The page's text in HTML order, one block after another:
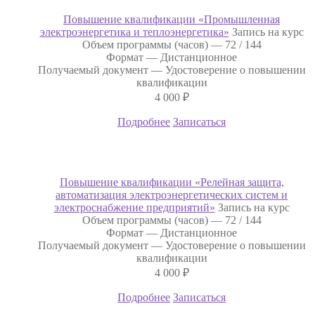
Повышение квалификации «Промышленная
электроэнергетика и теплоэнергетика» Запись на курс
Объем программы (часов) — 72 / 144
Формат — Дистанционное
Получаемый документ — Удостоверение о повышении
квалификации
4 000 ₽
Подробнее Записаться
Повышение квалификации «Релейная защита,
автоматизация электроэнергетических систем и
электроснабжение предприятий» Запись на курс
Объем программы (часов) — 72 / 144
Формат — Дистанционное
Получаемый документ — Удостоверение о повышении
квалификации
4 000 ₽
Подробнее Записаться